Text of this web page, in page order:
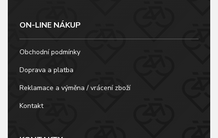
ON-LINE NÁKUP
Obchodní podmínky
Doprava a platba
Reklamace a výměna / vrácení zboží
Kontakt